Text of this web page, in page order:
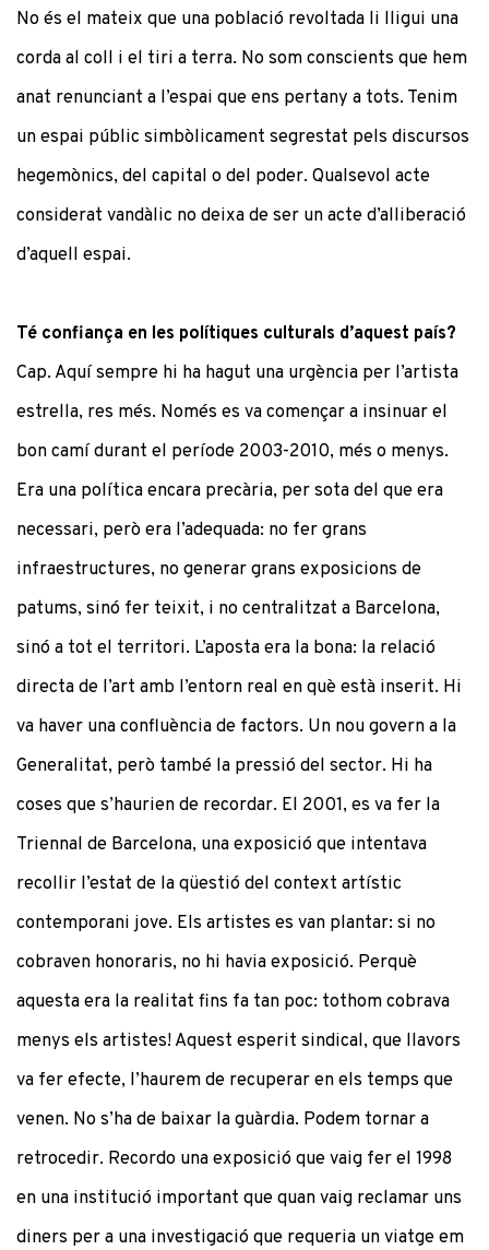
No és el mateix que una població revoltada li lligui una
corda al coll i el tiri a terra. No som conscients que hem
anat renunciant a l’espai que ens pertany a tots. Tenim
un espai públic simbòlicament segrestat pels discursos
hegemònics, del capital o del poder. Qualsevol acte
considerat vandàlic no deixa de ser un acte d’alliberació
d’aquell espai.
Té confiança en les polítiques culturals d’aquest país?
Cap. Aquí sempre hi ha hagut una urgència per l’artista
estrella, res més. Només es va començar a insinuar el
bon camí durant el període 2003-2010, més o menys.
Era una política encara precària, per sota del que era
necessari, però era l’adequada: no fer grans
infraestructures, no generar grans exposicions de
patums, sinó fer teixit, i no centralitzat a Barcelona,
sinó a tot el territori. L’aposta era la bona: la relació
directa de l’art amb l’entorn real en què està inserit. Hi
va haver una confluència de factors. Un nou govern a la
Generalitat, però també la pressió del sector. Hi ha
coses que s’haurien de recordar. El 2001, es va fer la
Triennal de Barcelona, una exposició que intentava
recollir l’estat de la qüestió del context artístic
contemporani jove. Els artistes es van plantar: si no
cobraven honoraris, no hi havia exposició. Perquè
aquesta era la realitat fins fa tan poc: tothom cobrava
menys els artistes! Aquest esperit sindical, que llavors
va fer efecte, l’haurem de recuperar en els temps que
venen. No s’ha de baixar la guàrdia. Podem tornar a
retrocedir. Recordo una exposició que vaig fer el 1998
en una institució important que quan vaig reclamar uns
diners per a una investigació que requeria un viatge em